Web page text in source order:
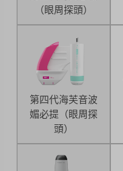
（眼周探頭）
第四代海芙音波
媚必提（眼周探
頭）